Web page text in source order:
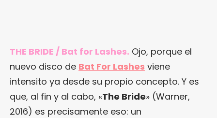
THE BRIDE / Bat for Lashes. Ojo, porque el
nuevo disco de Bat For Lashes viene
intensito ya desde su propio concepto. Y es
que, al fin y al cabo, «The Bride» (Warner,
2016) es precisamente eso: un